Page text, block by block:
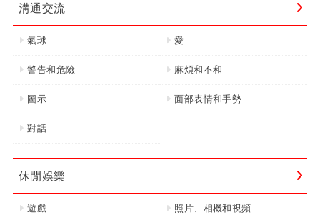
溝通交流
氣球 愛
警告和危險 麻煩和不和
圖示 面部表情和手勢
對話
休閒娛樂
遊戲 照片、相機和視頻